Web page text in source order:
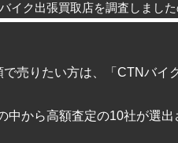
イク出張買取店を調査しまし
売りたい方は、「CTNバイ
中から高額査定の10社が選出